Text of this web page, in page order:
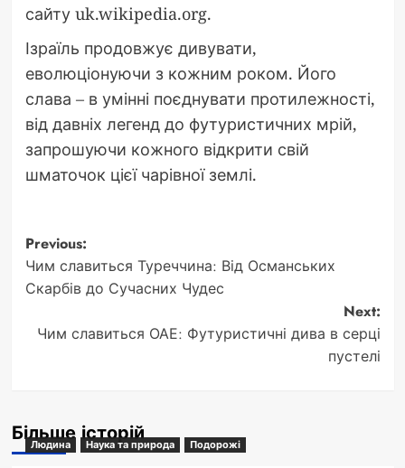
сайту uk.wikipedia.org.
Ізраїль продовжує дивувати,
еволюціонуючи з кожним роком. Його
слава – в умінні поєднувати протилежності,
від давніх легенд до футуристичних мрій,
запрошуючи кожного відкрити свій
шматочок цієї чарівної землі.
Post
navigation
Previous:
Чим славиться Туреччина: Від Османських
Скарбів до Сучасних Чудес
Next:
Чим славиться ОАЕ: Футуристичні дива в серці
пустелі
Більше історій
Людина Наука та природа Подорожі